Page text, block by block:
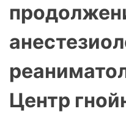
Центр